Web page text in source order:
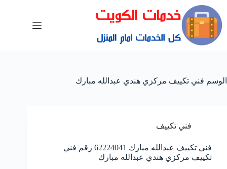
الوسم فني تكييف مركزي هندي عبدالله مبارك
فني تكييف
فني تكييف عبدالله مبارك 62224041 رقم فني
تكييف مركزي هندي عبدالله مبارك